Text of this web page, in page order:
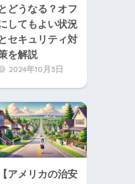
とどうなる？オフ
してもよい状況
とセキュリティ対
を解説
2024年10月3日
【アメリカの治安